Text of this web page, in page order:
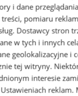
Miasto
i dane
pomiaru
Dostawcy stron
w tych i innych
geolokalizacyjne i
tej witryny.
interesie
Ustawieniach reklam.